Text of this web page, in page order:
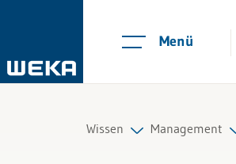
Menü
Wissen Management